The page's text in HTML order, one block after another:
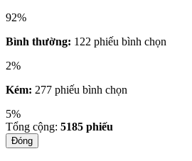
92%
Bình thường: 122 phiếu bình chọn
2%
Kém: 277 phiếu bình chọn
5%
Tổng cộng: 5185 phiếu
Đóng